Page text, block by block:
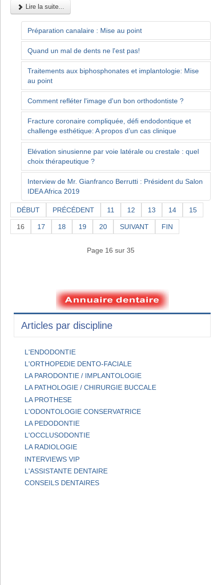
Lire la suite...
Préparation canalaire : Mise au point
Quand un mal de dents ne l'est pas!
Traitements aux biphosphonates et implantologie: Mise
au point
Comment refléter l'image d'un bon orthodontiste ?
Fracture coronaire compliquée, défi endodontique et
challenge esthétique: A propos d’un cas clinique
Elévation sinusienne par voie latérale ou crestale : quel
choix thérapeutique ?
Interview de Mr. Gianfranco Berrutti : Président du Salon
IDEA Africa 2019
DÉBUT PRÉCÉDENT 11 12 13 14 15
16 17 18 19 20 SUIVANT FIN
Page 16 sur 35
Articles par discipline
L'ENDODONTIE
L'ORTHOPEDIE DENTO-FACIALE
LA PARODONTIE / IMPLANTOLOGIE
LA PATHOLOGIE / CHIRURGIE BUCCALE
LA PROTHESE
L'ODONTOLOGIE CONSERVATRICE
LA PEDODONTIE
L'OCCLUSODONTIE
LA RADIOLOGIE
INTERVIEWS VIP
L'ASSISTANTE DENTAIRE
CONSEILS DENTAIRES